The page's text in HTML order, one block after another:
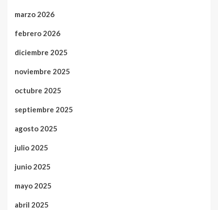
marzo 2026
febrero 2026
diciembre 2025
noviembre 2025
octubre 2025
septiembre 2025
agosto 2025
julio 2025
junio 2025
mayo 2025
abril 2025